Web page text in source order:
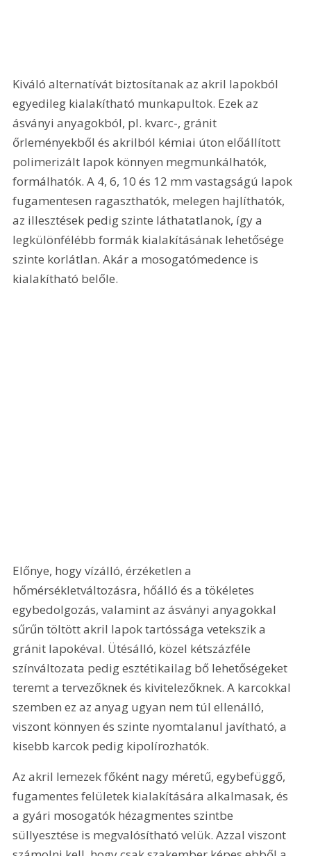
Kiváló alternatívát biztosítanak az akril lapokból
egyedileg kialakítható munkapultok. Ezek az
ásványi anyagokból, pl. kvarc-, gránit
őrleményekből és akrilból kémiai úton előállított
polimerizált lapok könnyen megmunkálhatók,
formálhatók. A 4, 6, 10 és 12 mm vastagságú lapok
fugamentesen ragaszthatók, melegen hajlíthatók,
az illesztések pedig szinte láthatatlanok, így a
legkülönfélébb formák kialakításának lehetősége
szinte korlátlan. Akár a mosogatómedence is
kialakítható belőle.
Előnye, hogy vízálló, érzéketlen a
hőmérsékletváltozásra, hőálló és a tökéletes
egybedolgozás, valamint az ásványi anyagokkal
sűrűn töltött akril lapok tartóssága vetekszik a
gránit lapokéval. Ütésálló, közel kétszázféle
színváltozata pedig esztétikailag bő lehetőségeket
teremt a tervezőknek és kivitelezőknek. A karcokkal
szemben ez az anyag ugyan nem túl ellenálló,
viszont könnyen és szinte nyomtalanul javítható, a
kisebb karcok pedig kipolírozhatók.
Az akril lemezek főként nagy méretű, egybefüggő,
fugamentes felületek kialakítására alkalmasak, és
a gyári mosogatók hézagmentes szintbe
süllyesztése is megvalósítható velük. Azzal viszont